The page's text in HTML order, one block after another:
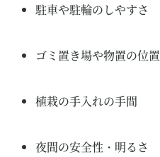
駐車や駐輪のしやすさ
ゴミ置き場や物置の位置
植栽の手入れの手間
夜間の安全性・明るさ